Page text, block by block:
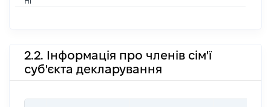
2.2. Інформація про членів сім'ї
суб'єкта декларування